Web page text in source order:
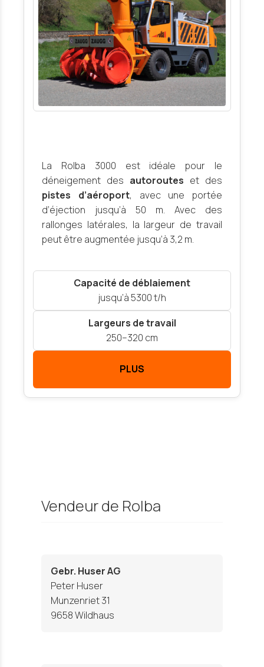
La Rolba 3000 est idéale pour le
déneigement des autoroutes et des
pistes d’aéroport, avec une portée
d’éjection jusqu’à 50 m. Avec des
rallonges latérales, la largeur de travail
peut être augmentée jusqu’à 3,2 m.
Capacité de déblaiement
jusqu’à 5300 t/h
Largeurs de travail
250–320 cm
PLUS
Vendeur de Rolba
Gebr. Huser AG
Peter Huser
Munzenriet 31
9658 Wildhaus